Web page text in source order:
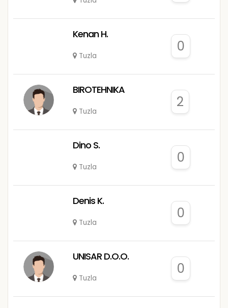
Kenan H.
Tuzla
0
BIROTEHNIKA
Tuzla
2
Dino S.
Tuzla
0
Denis K.
Tuzla
0
UNISAR D.O.O.
Tuzla
0